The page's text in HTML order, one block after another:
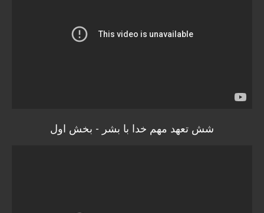
شش تعهد مهم خدا با بشر - بخش اول